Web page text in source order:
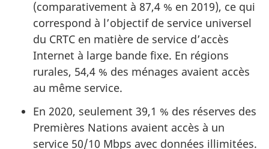
(comparativement à 87,4 % en 2019), ce qui
correspond à l’objectif de service universel
du CRTC en matière de service d’accès
Internet à large bande fixe. En régions
rurales, 54,4 % des ménages avaient accès
au même service.
En 2020, seulement 39,1 % des réserves des
Premières Nations avaient accès à un
service 50/10 Mbps avec données illimitées.